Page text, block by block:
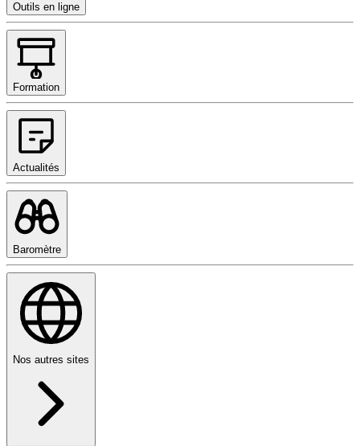
Outils en ligne
Formation
Actualités
Baromètre
Nos autres sites